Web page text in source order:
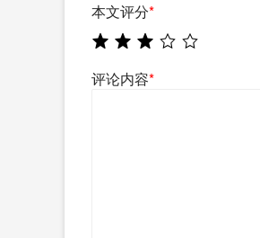
本文评分*
评论内容*